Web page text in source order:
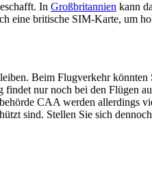
In Großbritannien kann
eine britische SIM-Karte, um
Beim Flugverkehr
nur noch bei den Flügen
CAA werden allerdings
sind. Stellen Sie sich